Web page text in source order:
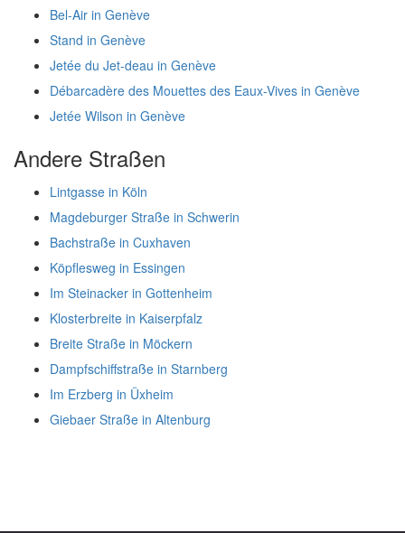
Bel-Air in Genève
Stand in Genève
Jetée du Jet-deau in Genève
Débarcadère des Mouettes des Eaux-Vives in Genève
Jetée Wilson in Genève
Andere Straßen
Lintgasse in Köln
Magdeburger Straße in Schwerin
Bachstraße in Cuxhaven
Köpflesweg in Essingen
Im Steinacker in Gottenheim
Klosterbreite in Kaiserpfalz
Breite Straße in Möckern
Dampfschiffstraße in Starnberg
Im Erzberg in Üxheim
Giebaer Straße in Altenburg